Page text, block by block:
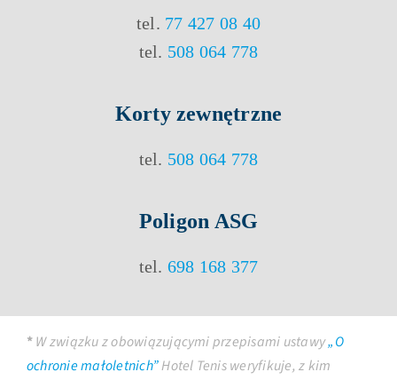
tel. 77 427 08 40
tel. 508 064 778
Korty zewnętrzne
tel. 508 064 778
Poligon ASG
tel. 698 168 377
*W związku z obowiązującymi przepisami ustawy„O
ochronie małoletnich”Hotel Tenis weryfikuje, z kim